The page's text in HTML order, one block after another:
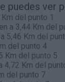
puedes ver
del punto 1
en a 3,44 Km del
5,46 Km del
del punto 4
Km del punto 5
4,72 Km del
del punto 7